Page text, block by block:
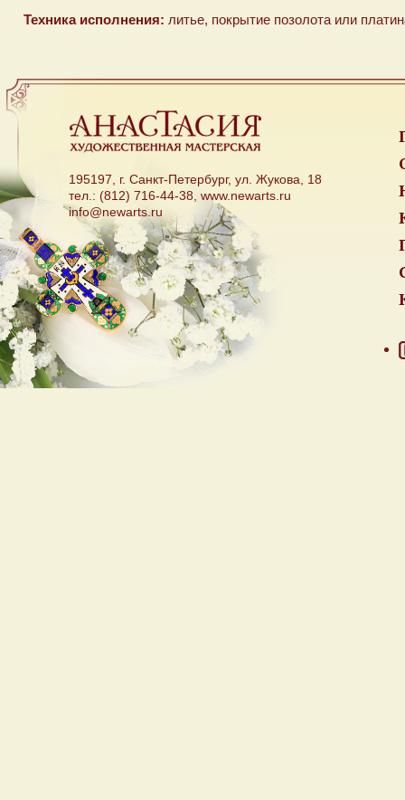
Техника исполнения: литье, покрытие позолота или
195197, г. Санкт-Петербург, ул. Жукова, 18
тел.: (812) 716-44-38, www.newarts.ru
info@newarts.ru